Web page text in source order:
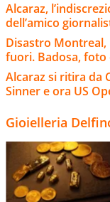
Alcaraz,
dell’amico
Disastro
fuori. Badosa,
Alcaraz si ritira da
Sinner e ora US
Gioielleria